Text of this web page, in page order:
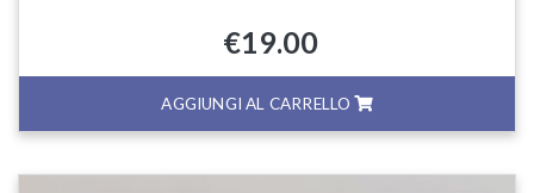
€19.00
AGGIUNGI AL CARRELLO